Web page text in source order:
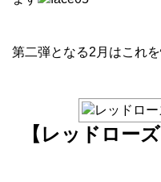
第二弾となる2月はこれ
【レッドロー